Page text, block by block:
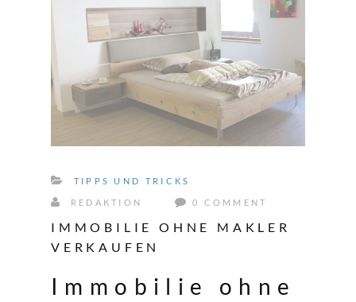
TIPPS UND TRICKS
REDAKTION 0 COMMENT
IMMOBILIE OHNE MAKLER
VERKAUFEN
Immobilie ohne